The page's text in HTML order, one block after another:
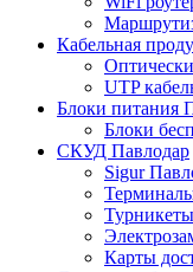
Кабельная
UTP
Блоки питания
Блоки
СКУД Павлодар
Sigur
Карты